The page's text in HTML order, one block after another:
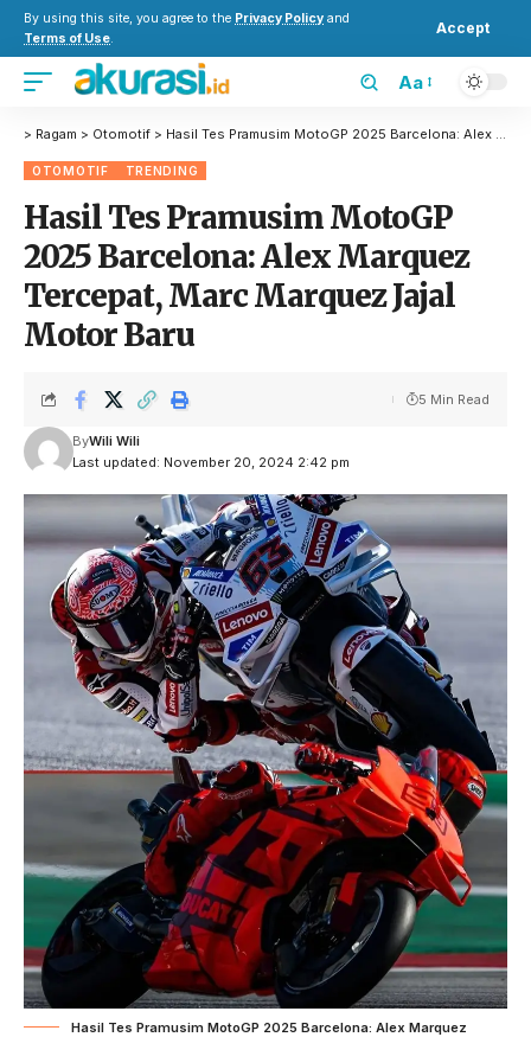
By using this site, you agree to the Privacy Policy and
Terms of Use.
Accept
Aa
> Ragam > Otomotif > Hasil Tes Pramusim MotoGP 2025 Barcelona: Alex Marquez Tercepat, Marc Marquez Jajal Motor Baru
OTOMOTIF TRENDING
Hasil Tes Pramusim MotoGP
2025 Barcelona: Alex Marquez
Tercepat, Marc Marquez Jajal
Motor Baru
Last updated: November 20, 2024 2:42 pm
ByWili Wili
5 Min Read
Hasil Tes Pramusim MotoGP 2025 Barcelona: Alex Marquez